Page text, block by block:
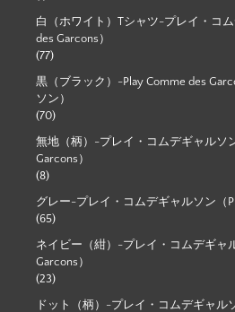
白（ホワイト）Tシャツ-プレイ・コ
des Garcons）
(77)
黒（ブラック）-Play Comme des
ソン）
(70)
無地（柄）-プレイ・コムデギャルソ
Garcons）
(8)
グレー-プレイ・コムデギャルソン（
(65)
ネイビー（紺）-プレイ・コムデギャ
Garcons）
(23)
ドット（柄）-プレイ・コムデギャル